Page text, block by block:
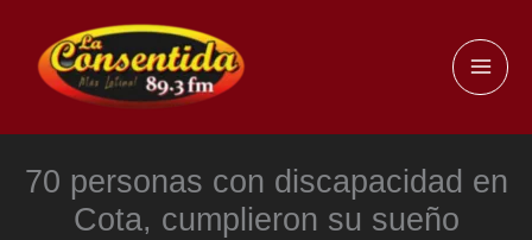
contenido
70 personas con discapacidad en
Cota, cumplieron su sueño